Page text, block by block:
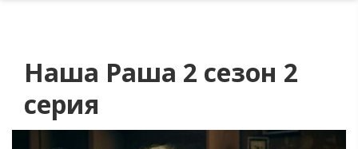
Наша Раша 2 сезон 2
серия